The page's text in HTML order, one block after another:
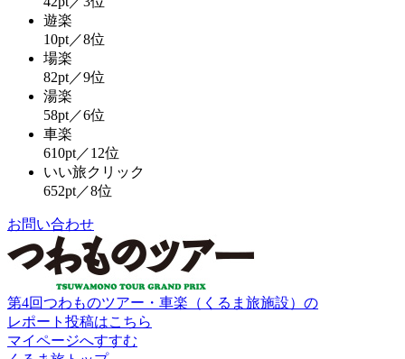
遊楽
10pt／8位
場楽
82pt／9位
湯楽
58pt／6位
車楽
610pt／12位
いい旅クリック
652pt／8位
お問い合わせ
第4回つわものツアー・車楽（くるま旅施設）の
レポート投稿はこちら
マイページへすすむ